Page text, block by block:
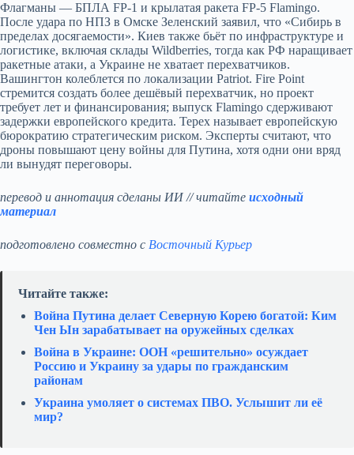
Флагманы — БПЛА FP‑1 и крылатая ракета FP‑5 Flamingo.
После удара по НПЗ в Омске Зеленский заявил, что «Сибирь в
пределах досягаемости». Киев также бьёт по инфраструктуре и
логистике, включая склады Wildberries, тогда как РФ наращивает
ракетные атаки, а Украине не хватает перехватчиков.
Вашингтон колеблется по локализации Patriot. Fire Point
стремится создать более дешёвый перехватчик, но проект
требует лет и финансирования; выпуск Flamingo сдерживают
задержки европейского кредита. Терех называет европейскую
бюрократию стратегическим риском. Эксперты считают, что
дроны повышают цену войны для Путина, хотя одни они вряд
ли вынудят переговоры.
перевод и аннотация сделаны ИИ // читайте исходный
материал
подготовлено совместно с Восточный Курьер
Читайте также:
Война Путина делает Северную Корею богатой: Ким
Чен Ын зарабатывает на оружейных сделках
Война в Украине: ООН «решительно» осуждает
Россию и Украину за удары по гражданским
районам
Украина умоляет о системах ПВО. Услышит ли её
мир?